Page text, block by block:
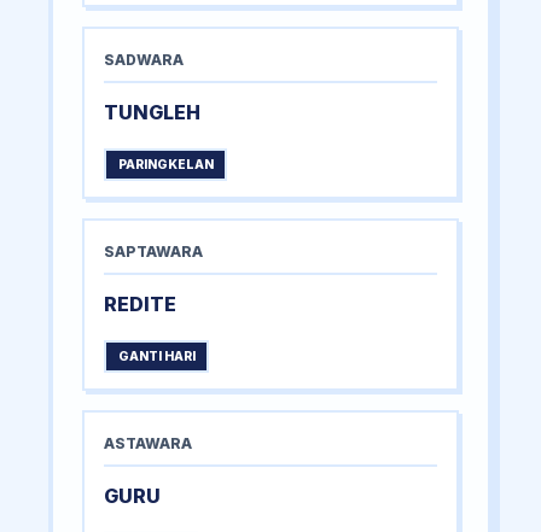
SADWARA
TUNGLEH
PARINGKELAN
SAPTAWARA
REDITE
GANTI HARI
ASTAWARA
GURU